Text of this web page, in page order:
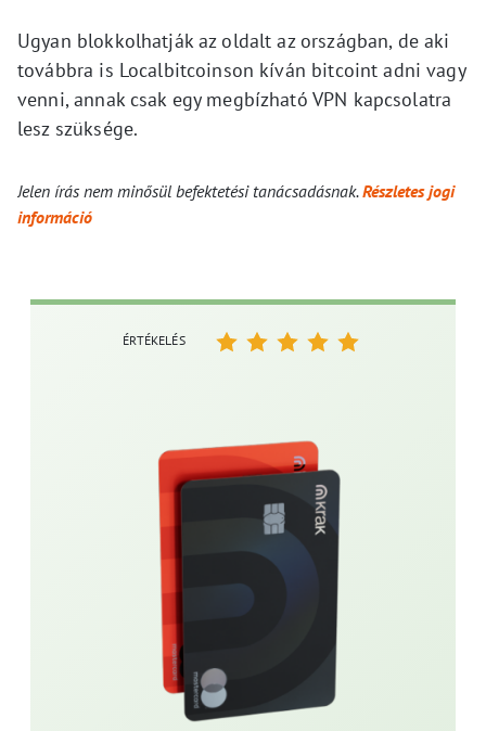
Ugyan blokkolhatják az oldalt az országban, de aki
továbbra is Localbitcoinson kíván bitcoint adni vagy
venni, annak csak egy megbízható VPN kapcsolatra
lesz szüksége.
Jelen írás nem minősül befektetési tanácsadásnak.Részletes jogi
információ
ÉRTÉKELÉS